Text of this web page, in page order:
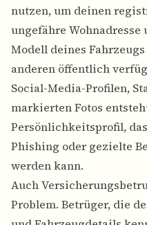
nutzen, um deinen
ungefähre Wohnadresse
Modell deines
anderen öffentlich
Social-Media-Profilen,
markierten Fotos
Persönlichkeitsprofil,
Phishing oder gezielte
werden kann.
Auch
Problem. Betrüger, die